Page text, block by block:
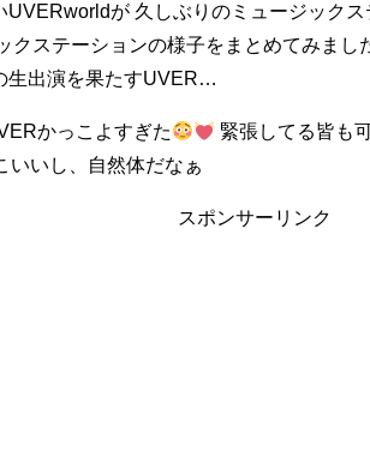
UVERworldが 久しぶりのミュージック
クステーションの様子をまとめてみまし
生出演を果たすUVER…
かっこよすぎた 緊張してる皆も
いいし、自然体だなぁ
スポンサーリンク